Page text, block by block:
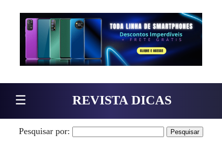
Pular para o conteúdo
☰ REVISTA DICAS
Pesquisar por: